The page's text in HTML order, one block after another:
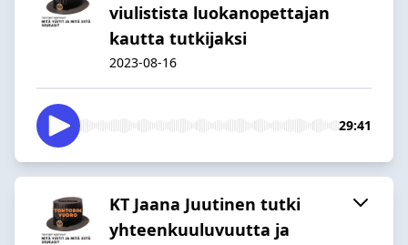
viulistista luokanopettajan
kautta tutkijaksi
2023-08-16
29:41
KT Jaana Juutinen tutki
yhteenkuuluvuutta ja